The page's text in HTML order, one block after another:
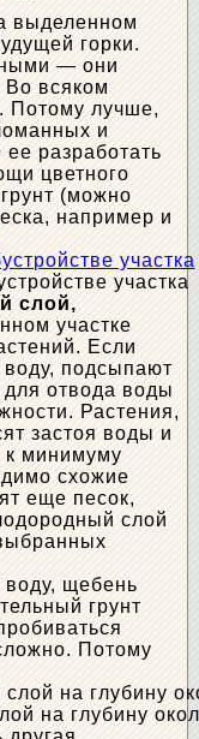
выделенном
горки.
— они
Во всяком
Потому лучше,
и
разработать
цветного
(можно
например и
участка
слой,
участке
Если
подсыпают
отвода воды
Растения,
застоя воды и
к минимуму
схожие
еще песок,
слой
воду, щебень
грунт
Потому
на глубину